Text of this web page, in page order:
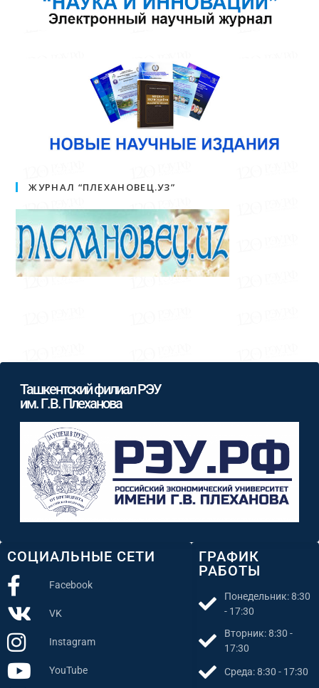
ЖУРНАЛ “ПЛЕХАНОВЕЦ.УЗ”
ГРАФИК
РАБОТЫ
Понедельник: 8:30
- 17:30
Вторник: 8:30 -
17:30
Среда: 8:30 - 17:30
СОЦИАЛЬНЫЕ СЕТИ
Facebook
VK
Instagram
YouTube
Ташкентский филиал РЭУ
им. Г.В. Плеханова